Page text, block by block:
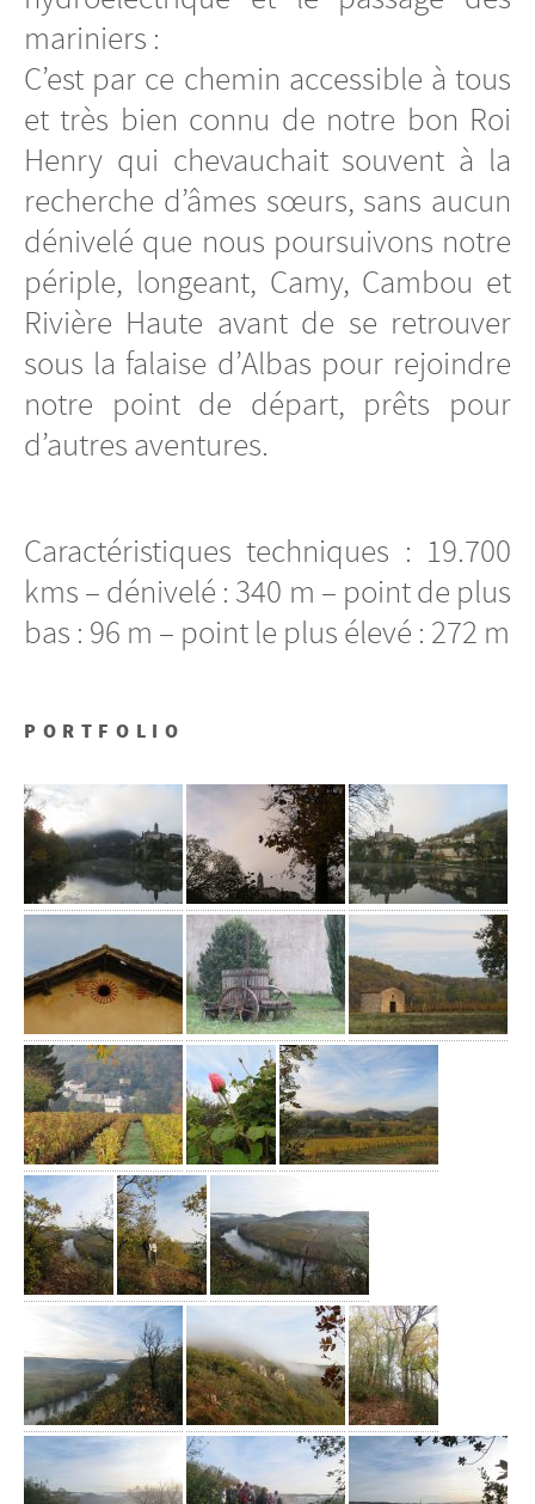
mariniers :
C’est par ce chemin accessible à tous
et très bien connu de notre bon Roi
Henry qui chevauchait souvent à la
recherche d’âmes sœurs, sans aucun
dénivelé que nous poursuivons notre
périple, longeant, Camy, Cambou et
Rivière Haute avant de se retrouver
sous la falaise d’Albas pour rejoindre
notre point de départ, prêts pour
d’autres aventures.
Caractéristiques techniques : 19.700
kms – dénivelé : 340 m – point de plus
bas : 96 m – point le plus élevé : 272 m
PORTFOLIO